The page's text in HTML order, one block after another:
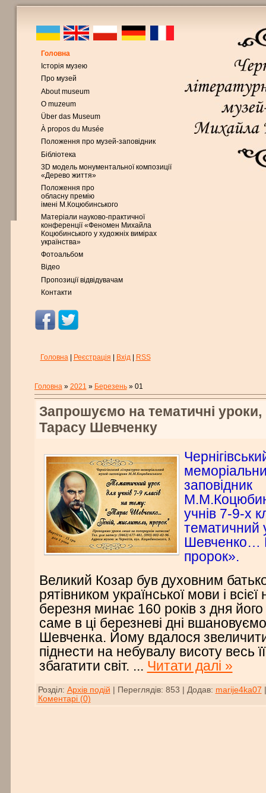
Головна
Історія музею
Про музей
About museum
O muzeum
Über das Museum
À propos du Musée
Положення про музей-заповідник
Бібліотека
3D модель монументальної композиції
«Дерево життя»
Положення про
обласну премію
імені М.Коцюбинського
Матеріали науково-практичної
конференції «Феномен Михайла
Коцюбинського у художніх вимірах
українства»
Фотоальбом
Відео
Пропозиції відвідувачам
Контакти
Головна| Реєстрація Вхід| RSS
Головна» 2021 » Березень » 01
Запрошуємо на тематичні уроки,
Тарасу Шевченку
заповідник
учнів 7-9-х
тематичний
Шевченко…
пророк».
Великий Козар був духовним
рятівником української мови і всієї
березня минає 160 років з дня
саме в ці березневі дні
Шевченка. Йому вдалося
піднести на небувалу висоту весь
збагатити світ. ... Читати далі »
Розділ: Архів подій Переглядів: 853 Додав: marije4ka07
Коментарі (0)